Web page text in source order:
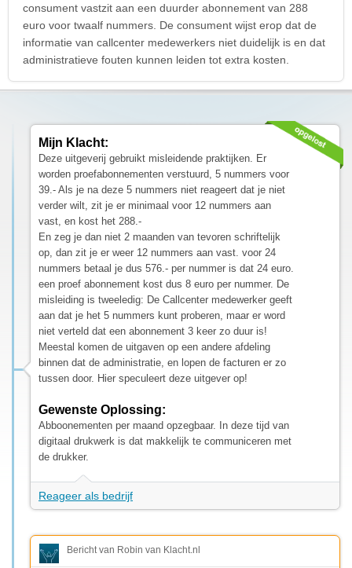
consument vastzit aan een duurder abonnement van 288
euro voor twaalf nummers. De consument wijst erop dat de
informatie van callcenter medewerkers niet duidelijk is en dat
administratieve fouten kunnen leiden tot extra kosten.
Mijn Klacht:
Deze uitgeverij gebruikt misleidende praktijken. Er
worden proefabonnementen verstuurd, 5 nummers voor
39.- Als je na deze 5 nummers niet reageert dat je niet
verder wilt, zit je er minimaal voor 12 nummers aan
vast, en kost het 288.-
En zeg je dan niet 2 maanden van tevoren schriftelijk
op, dan zit je er weer 12 nummers aan vast. voor 24
nummers betaal je dus 576.- per nummer is dat 24 euro.
een proef abonnement kost dus 8 euro per nummer. De
misleiding is tweeledig: De Callcenter medewerker geeft
aan dat je het 5 nummers kunt proberen, maar er word
niet verteld dat een abonnement 3 keer zo duur is!
Meestal komen de uitgaven op een andere afdeling
binnen dat de administratie, en lopen de facturen er zo
tussen door. Hier speculeert deze uitgever op!
Gewenste Oplossing:
Abboonementen per maand opzegbaar. In deze tijd van
digitaal drukwerk is dat makkelijk te communiceren met
de drukker.
Reageer als bedrijf
Bericht van Robin van Klacht.nl